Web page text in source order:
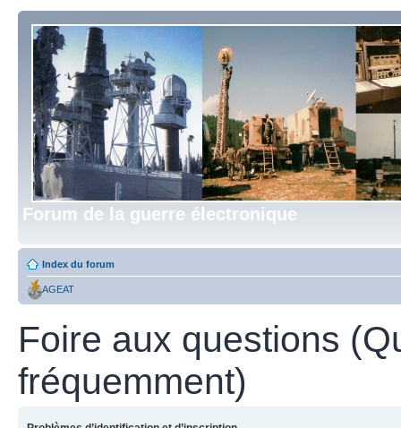
Forum de la guerre électronique
Index du forum
AGEAT
Foire aux questions
fréquemment)